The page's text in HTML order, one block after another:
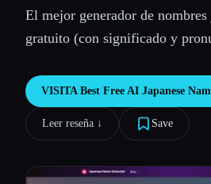
Comparar herramientas
El mejor generador de
gratuito (con significado y
VISITA Best Free AI Japanese
Leer reseña ↓︎ Save